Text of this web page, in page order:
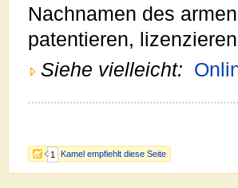
1 Kamel empfiehlt diese Seite
Nachnamen des
patentieren,
Siehe vielleicht: